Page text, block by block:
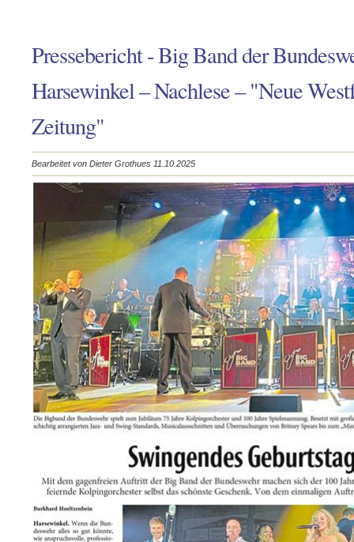
Pressebericht - Big Band der
Harsewinkel – Nachlese – "Neue
Zeitung"
Bearbeitet von Dieter Grothues 11.10.2025